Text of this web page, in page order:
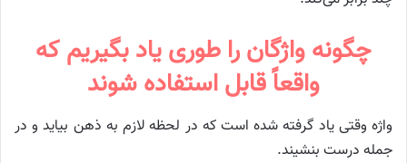
چگونه واژگان را طوری یاد بگیریم که
واقعاً قابل استفاده شوند
واژه وقتی یاد گرفته شده است که در لحظه لازم به ذهن بیاید و در
جمله درست بنشیند.